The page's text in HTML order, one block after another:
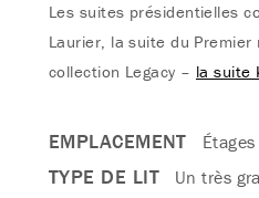
Les suites présidentielles
Laurier, la suite du
collection Legacy – la suite
EMPLACEMENT
TYPE DE LIT Un très